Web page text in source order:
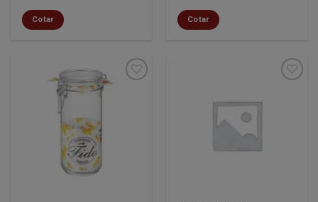
Cotar Cotar
desejos